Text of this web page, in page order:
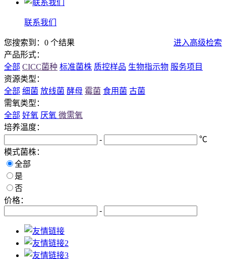
联系我们
您搜索到：0 个结果
进入高级检索
产品形式：
全部 CICC菌种 标准菌株 质控样品 生物指示物 服务项目
资源类型：
全部 细菌 放线菌 酵母 霉菌 食用菌 古菌
需氧类型：
全部 好氧 厌氧 微需氧
培养温度：
-
℃
模式菌株：
全部
是
否
价格：
-